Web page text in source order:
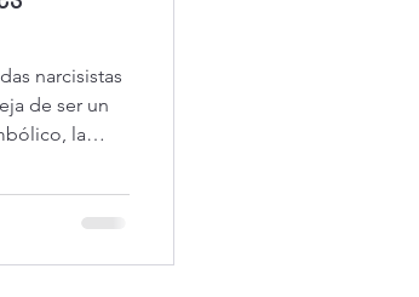
narcisistas
de ser un
la